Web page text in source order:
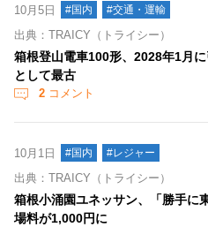
10月5日 #国内 #交通・運輸
出典：TRAICY（トライシー）
箱根登山電車100形、2028年1月
として最古
2 コメント
10月1日 #国内 #レジャー
出典：TRAICY（トライシー）
箱根小涌園ユネッサン、「勝手
場料が1,000円に